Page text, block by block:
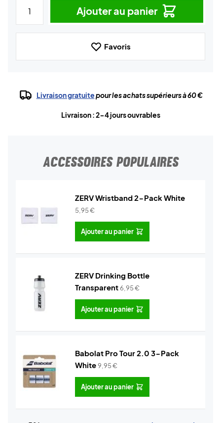
Ajouter au panier
Favoris
Livraison gratuitepour les achats supérieurs à 60 €
Livraison : 2-4 jours ouvrables
ACCESSOIRES POPULAIRES
ZERV Wristband 2-Pack White
5,95€
Ajouter au panier
ZERV Drinking Bottle
Transparent6,95€
Ajouter au panier
Babolat Pro Tour 2.0 3-Pack
White9,95€
Ajouter au panier